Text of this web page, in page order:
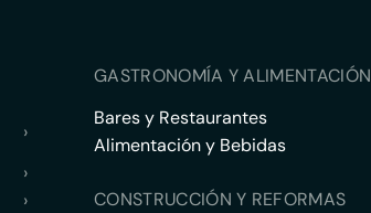
›
›
›
GASTRONOMÍA Y ALIMENTACIÓN
Bares y Restaurantes
Alimentación y Bebidas
CONSTRUCCIÓN Y REFORMAS